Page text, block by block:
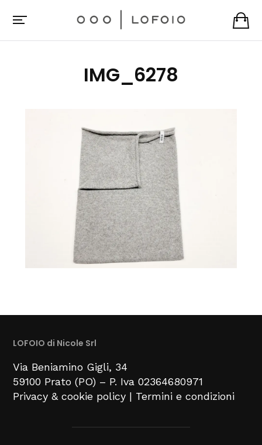
IMG_6278
LOFOIO di Nicole Srl
Via Beniamino Gigli, 34
59100 Prato (PO) – P. Iva 02364680971
Privacy & cookie policy | Termini e condizioni